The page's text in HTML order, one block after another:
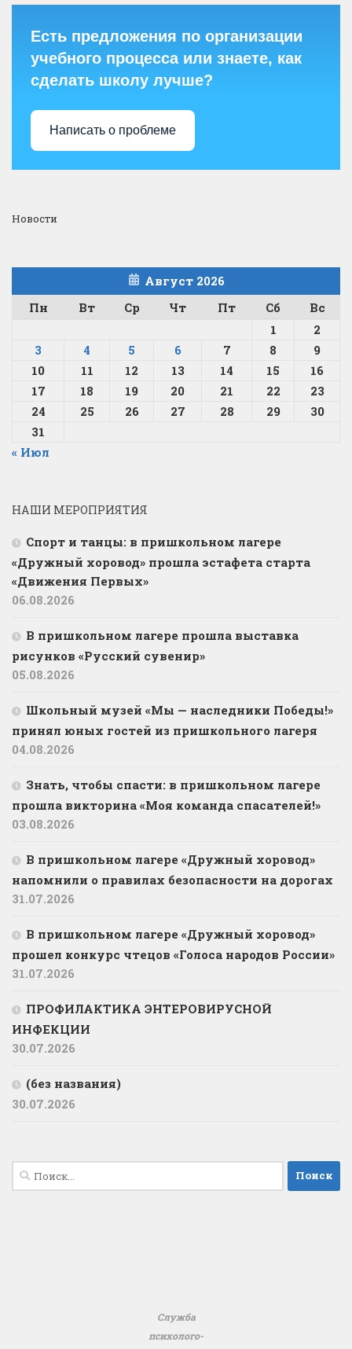
Есть предложения по организации
учебного процесса или знаете, как
сделать школу лучше?
Написать о проблеме
Новости
Август 2026
Пн
Вт Ср Чт Пт Сб
Вс
1
2
3
4 5 6 7 8
9
10
11 12 13 14 15
16
17
18 19 20 21 22
23
24
25 26 27 28 29
30
31
« Июл
НАШИ МЕРОПРИЯТИЯ
Спорт и танцы: в пришкольном лагере
«Дружный хоровод» прошла эстафета старта
«Движения Первых»
06.08.2026
В пришкольном лагере прошла выставка
рисунков «Русский сувенир»
05.08.2026
Школьный музей «Мы — наследники Победы!»
принял юных гостей из пришкольного лагеря
04.08.2026
Знать, чтобы спасти: в пришкольном лагере
прошла викторина «Моя команда спасателей!»
03.08.2026
В пришкольном лагере «Дружный хоровод»
напомнили о правилах безопасности на дорогах
31.07.2026
В пришкольном лагере «Дружный хоровод»
прошел конкурс чтецов «Голоса народов России»
31.07.2026
ПРОФИЛАКТИКА ЭНТЕРОВИРУСНОЙ
ИНФЕКЦИИ
30.07.2026
(без названия)
30.07.2026
Найти:
Служба
психолого-